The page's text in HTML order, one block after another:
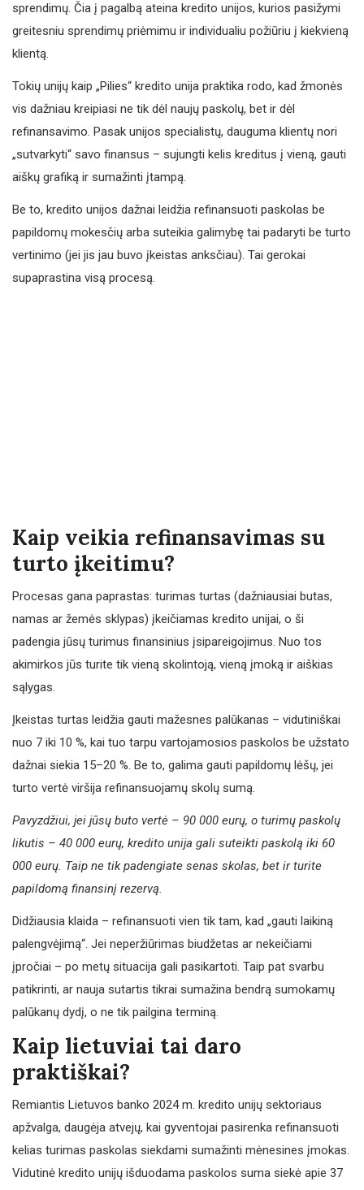
sprendimų. Čia į pagalbą ateina kredito unijos, kurios pasižymi
greitesniu sprendimų priėmimu ir individualiu požiūriu į kiekvieną
klientą.
Tokių unijų kaip „Pilies“ kredito unija praktika rodo, kad žmonės
vis dažniau kreipiasi ne tik dėl naujų paskolų, bet ir dėl
refinansavimo. Pasak unijos specialistų, dauguma klientų nori
„sutvarkyti“ savo finansus – sujungti kelis kreditus į vieną, gauti
aiškų grafiką ir sumažinti įtampą.
Be to, kredito unijos dažnai leidžia refinansuoti paskolas be
papildomų mokesčių arba suteikia galimybę tai padaryti be turto
vertinimo (jei jis jau buvo įkeistas anksčiau). Tai gerokai
supaprastina visą procesą.
Kaip veikia refinansavimas su
turto įkeitimu?
Procesas gana paprastas: turimas turtas (dažniausiai butas,
namas ar žemės sklypas) įkeičiamas kredito unijai, o ši
padengia jūsų turimus finansinius įsipareigojimus. Nuo tos
akimirkos jūs turite tik vieną skolintoją, vieną įmoką ir aiškias
sąlygas.
Įkeistas turtas leidžia gauti mažesnes palūkanas – vidutiniškai
nuo 7 iki 10 %, kai tuo tarpu vartojamosios paskolos be užstato
dažnai siekia 15–20 %. Be to, galima gauti papildomų lėšų, jei
turto vertė viršija refinansuojamų skolų sumą.
Pavyzdžiui, jei jūsų buto vertė – 90 000 eurų, o turimų paskolų
likutis – 40 000 eurų, kredito unija gali suteikti paskolą iki 60
000 eurų. Taip ne tik padengiate senas skolas, bet ir turite
papildomą finansinį rezervą.
Didžiausia klaida – refinansuoti vien tik tam, kad „gauti laikiną
palengvėjimą“. Jei neperžiūrimas biudžetas ar nekeičiami
įpročiai – po metų situacija gali pasikartoti. Taip pat svarbu
patikrinti, ar nauja sutartis tikrai sumažina bendrą sumokamų
palūkanų dydį, o ne tik pailgina terminą.
Kaip lietuviai tai daro
praktiškai?
Remiantis Lietuvos banko 2024 m. kredito unijų sektoriaus
apžvalga, daugėja atvejų, kai gyventojai pasirenka refinansuoti
kelias turimas paskolas siekdami sumažinti mėnesines įmokas.
Vidutinė kredito unijų išduodama paskolos suma siekė apie 37